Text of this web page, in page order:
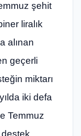
şehit
liralık
alınan
geçerli
miktarı
iki defa
Temmuz